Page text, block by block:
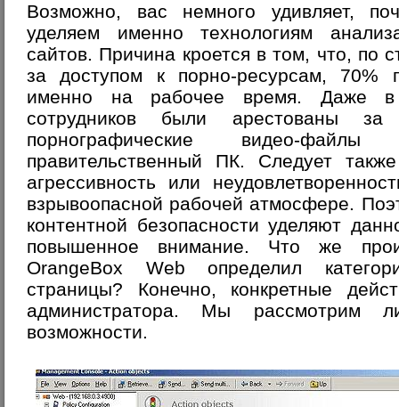
Возможно, вас немного удивляет,
уделяем именно технологиям
сайтов. Причина кроется в том, что, по
за доступом к порно-ресурсам, 70%
именно на рабочее время. Даже в
сотрудников были арестованы
порнографические видео-
правительственный ПК. Следует
агрессивность или
взрывоопасной рабочей атмосфере.
контентной безопасности уделяют
повышенное внимание. Что же
OrangeBox Web определил
страницы? Конечно, конкретные
администратора. Мы рассмотрим
возможности.